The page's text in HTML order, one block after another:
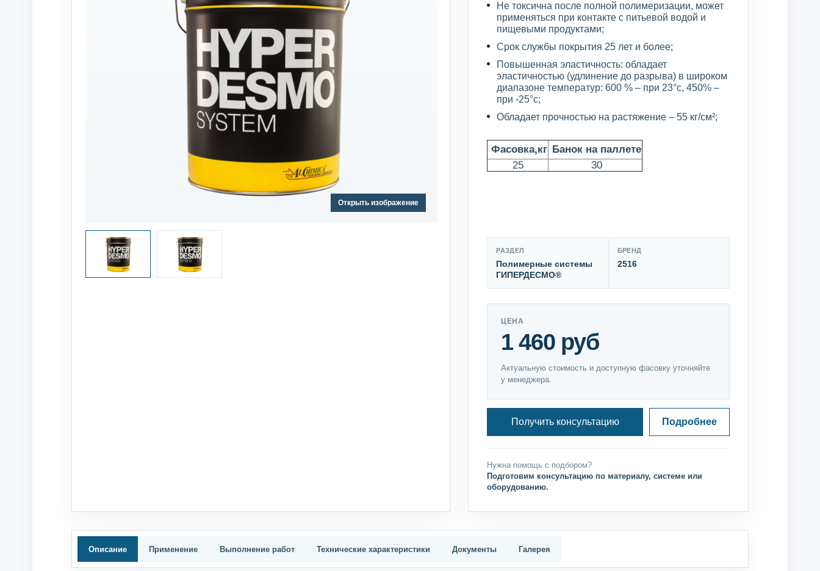
Открыть изображение
Не токсична после полной полимеризации, может
применяться при контакте с питьевой водой и
пищевыми продуктами;
Срок службы покрытия 25 лет и более;
Повышенная эластичность: обладает
эластичностью (удлинение до разрыва) в широком
диапазоне температур: 600 % – при 23°с, 450% –
при -25°с;
Обладает прочностью на растяжение – 55 кг/см²;
Фасовка,кг Банок на паллете
25
30
РАЗДЕЛ
Полимерные системы
ГИПЕРДЕСМО®
БРЕНД
2516
ЦЕНА
1 460 руб
Актуальную стоимость и доступную фасовку уточняйте
у менеджера.
Получить консультацию Подробнее
Нужна помощь с подбором?
Подготовим консультацию по материалу, системе или
оборудованию.
Описание Применение Выполнение работ Технические характеристики Документы Галерея